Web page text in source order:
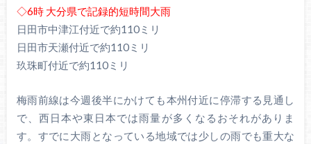
◇6時 大分県で記録的短時間大雨
日田市中津江付近で約110ミリ
日田市天瀬付近で約110ミリ
玖珠町付近で約110ミリ
梅雨前線は今週後半にかけても本州付近に停滞する見通し
で、西日本や東日本では雨量が多くなるおそれがありま
す。すでに大雨となっている地域では少しの雨でも重大な